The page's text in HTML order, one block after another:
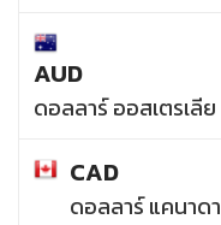
AUD
ดอลลาร์ ออสเตรเลีย
CAD
ดอลลาร์ แคนาดา